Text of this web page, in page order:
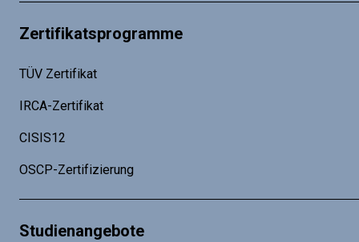
Zertifikatsprogramme
TÜV Zertifikat
IRCA-Zertifikat
CISIS12
OSCP-Zertifizierung
Studienangebote